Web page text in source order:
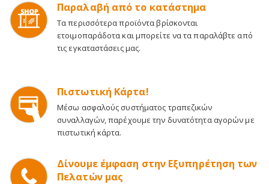
Παραλαβή από το κατάστημα
Τα περισσότερα προϊόντα βρίσκονται
ετοιμοπαράδοτα και μπορείτε να τα παραλάβτε από
τις εγκαταστάσεις μας.
Πιστωτική Κάρτα!
Μέσω ασφαλούς συστήματος τραπεζικών
συναλλαγών, παρέχουμε την δυνατότητα αγορών με
πιστωτική κάρτα.
Δίνουμε έμφαση στην Εξυπηρέτηση των
Πελατών μας